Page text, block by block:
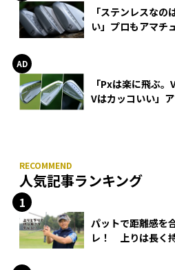
「ステンレスな
い」プロもアマチ
「Pxは楽に飛ぶ
Vはカッコいい」
人気記事ランキング
パットで距離感を
レ！ 上りは長く